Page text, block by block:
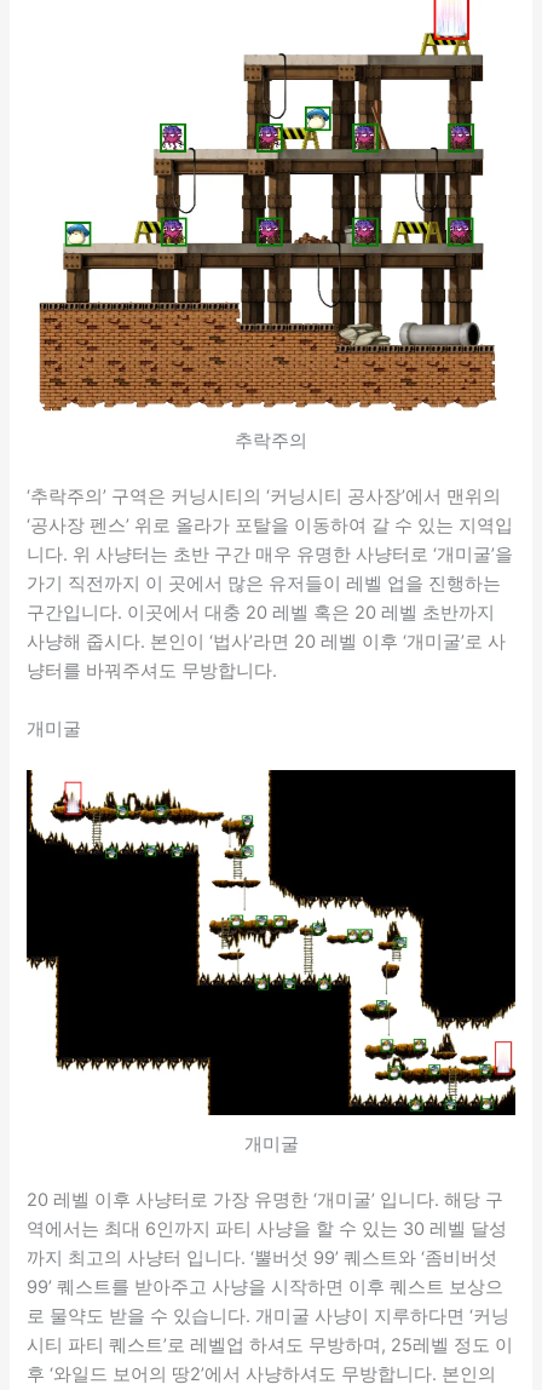
추락주의
‘추락주의’ 구역은 커닝시티의 ‘커닝시티 공사장’에서 맨위의
‘공사장 펜스’ 위로 올라가 포탈을 이동하여 갈 수 있는 지역입
니다. 위 사냥터는 초반 구간 매우 유명한 사냥터로 ‘개미굴’을
가기 직전까지 이 곳에서 많은 유저들이 레벨 업을 진행하는
구간입니다. 이곳에서 대충 20 레벨 혹은 20 레벨 초반까지
사냥해 줍시다. 본인이 ‘법사’라면 20 레벨 이후 ‘개미굴’로 사
냥터를 바꿔주셔도 무방합니다.
개미굴
개미굴
20 레벨 이후 사냥터로 가장 유명한 ‘개미굴’ 입니다. 해당 구
역에서는 최대 6인까지 파티 사냥을 할 수 있는 30 레벨 달성
까지 최고의 사냥터 입니다. ‘뿔버섯 99’ 퀘스트와 ‘좀비버섯
99’ 퀘스트를 받아주고 사냥을 시작하면 이후 퀘스트 보상으
로 물약도 받을 수 있습니다. 개미굴 사냥이 지루하다면 ‘커닝
시티 파티 퀘스트’로 레벨업 하셔도 무방하며, 25레벨 정도 이
후 ‘와일드 보어의 땅2’에서 사냥하셔도 무방합니다. 본인의